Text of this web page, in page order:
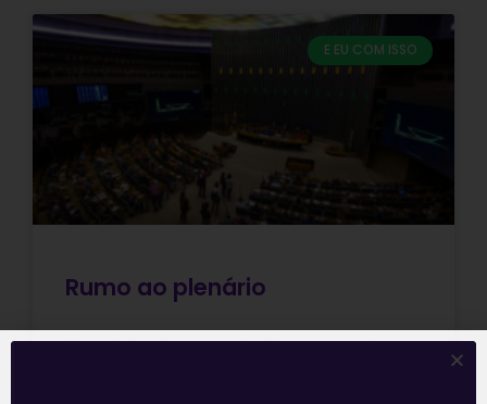
E EU COM ISSO
Rumo ao plenário
Na esteira do que antecipamos nesta